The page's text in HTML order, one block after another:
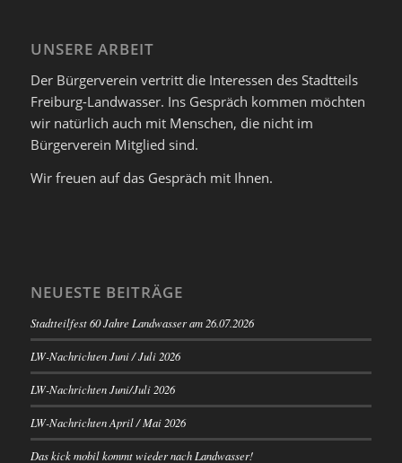
UNSERE ARBEIT
Der Bürgerverein vertritt die Interessen des Stadtteils
Freiburg-Landwasser. Ins Gespräch kommen möchten
wir natürlich auch mit Menschen, die nicht im
Bürgerverein Mitglied sind.
Wir freuen auf das Gespräch mit Ihnen.
NEUESTE BEITRÄGE
Stadtteilfest 60 Jahre Landwasser am 26.07.2026
LW-Nachrichten Juni / Juli 2026
LW-Nachrichten Juni/Juli 2026
LW-Nachrichten April / Mai 2026
Das kick mobil kommt wieder nach Landwasser!